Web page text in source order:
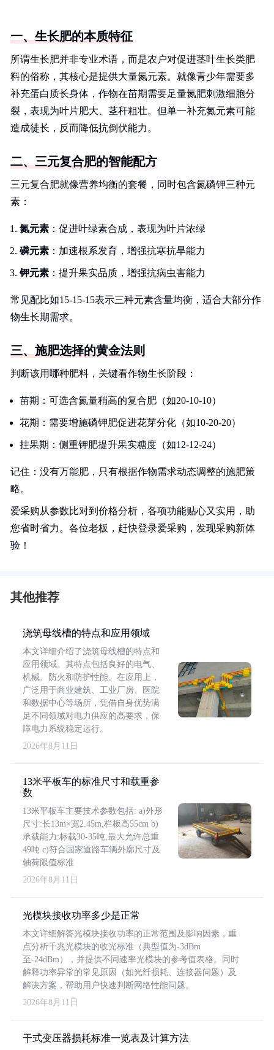
一、生长肥的本质特征
所谓生长肥并非专业术语，而是农户对促进茎叶生长类肥
料的俗称，其核心是提供大量氮元素。就像青少年需要多
补充蛋白质长身体，作物在苗期需要足量氮肥刺激细胞分
裂，表现为叶片肥大、茎秆粗壮。但单一补充氮元素可能
造成徒长，反而降低抗倒伏能力。
二、三元复合肥的智能配方
三元复合肥就像营养均衡的套餐，同时包含氮磷钾三种元
素：
氮元素 ：促进叶绿素合成，表现为叶片浓绿
磷元素 ：加速根系发育，增强抗寒抗旱能力
钾元素 ：提升果实品质，增强抗病虫害能力
常见配比如15-15-15表示三种元素含量均衡，适合大部分作
物生长期需求。
三、施肥选择的黄金法则
判断该用哪种肥料，关键看作物生长阶段：
苗期：可选含氮量稍高的复合肥（如20-10-10）
花期：需要增施磷钾肥促进花芽分化（如10-20-20）
挂果期：侧重钾肥提升果实糖度（如12-12-24）
记住：没有万能肥，只有根据作物需求动态调整的施肥策
略。
爱采购从参数比对到价格分析，各项功能贴心又实用，助
您省时省力。各位老板，赶快登录爱采购，发现采购新体
验！
其他推荐
浇筑母线槽的特点和应用领域
本文详细介绍了浇筑母线槽的特点和
应用领域。其特点包括良好的电气、
机械、防火和防护性能。在应用上，
广泛用于商业建筑、工业厂房、医院
和数据中心等场所，凭借自身优势满
足不同领域对电力供应的高要求，保
障电力系统稳定运行。
2026年8月11日
13米平板车的标准尺寸和载重参
数
13米平板车主要技术参数包括: a)外形
尺寸:长13m×宽2.45m,栏板高55cm b)
承载能力:标载30-35吨,最大允许总重
49吨 c)符合国家道路车辆外廓尺寸及
轴荷限值标准
2026年8月11日
光模块接收功率多少是正常
本文详细解答光模块接收功率的正常范围及影响因素，重
点分析千兆光模块的收光标准（典型值为-3dBm
至-24dBm），并提供不同速率光模块的参考值表格。同时
解释功率异常的常见原因（如光纤损耗、连接器问题）及
解决方案，帮助用户快速判断网络性能问题。
2026年8月11日
干式变压器损耗标准一览表及计算方法